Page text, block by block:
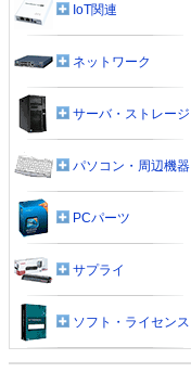
IoT関連
ネットワーク
サーバ・ストレージ
パソコン・周辺機器
PCパーツ
サプライ
ソフト・ライセンス